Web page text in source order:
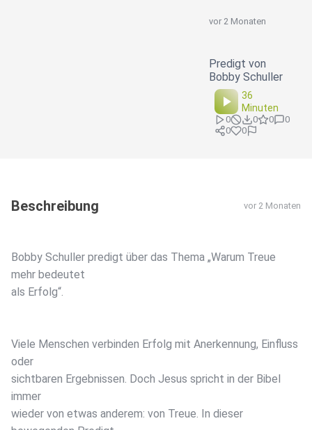
vor 2 Monaten
Predigt von
Bobby Schuller
36
Minuten
0 0 0
0
0
0
Beschreibung vor 2 Monaten
Bobby Schuller predigt über das Thema „Warum Treue
mehr bedeutet
als Erfolg“.
Viele Menschen verbinden Erfolg mit Anerkennung, Einfluss
oder
sichtbaren Ergebnissen. Doch Jesus spricht in der Bibel
immer
wieder von etwas anderem: von Treue. In dieser